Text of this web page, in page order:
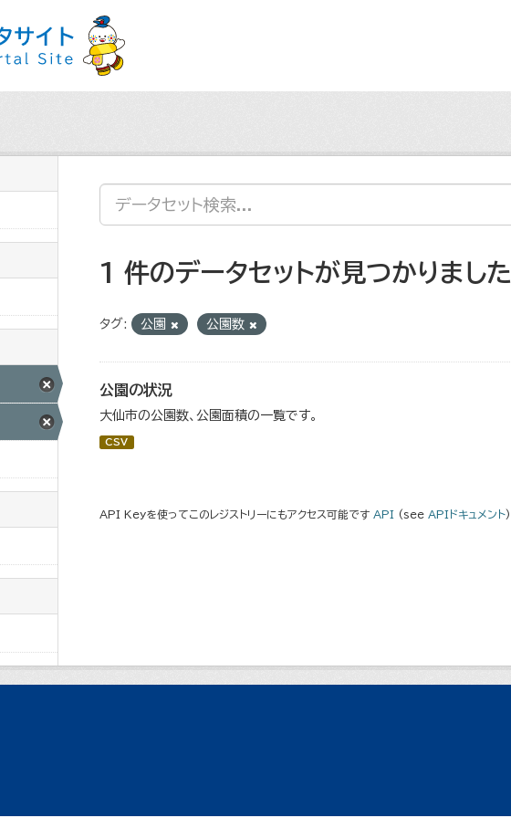
1 件のデータセットが見つかりました
タグ: 公園 公園数
公園の状況
大仙市の公園数、公園面積の一覧です。
CSV
API Keyを使ってこのレジストリーにもアクセス可能です API (see APIドキュメント).